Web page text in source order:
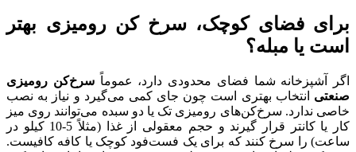
برای فضای کوچک، سرخ کن رومیزی بهتر
است یا مبله؟
اگر آشپزخانه شما فضای محدودی دارد، عموماًسرخ‌کن رومیزی
صنعتی انتخاب بهتری است چون جای کمی می‌گیرد و نیاز به نصب
خاصی ندارد. سرخ‌کن‌های رومیزی تک یا دو سبده می‌توانند روی میز
کار یا کانتر قرار گیرند و حجم معقولی از غذا (مثلاً 5-10 کیلو در
ساعت) را سرخ کنند که برای یک فست‌فود کوچک یا کافه کافیست.